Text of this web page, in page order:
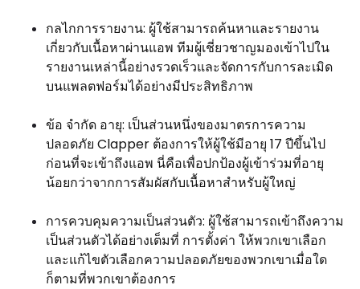
กลไกการรายงาน: ผู้ใช้สามารถค้นหาและรายงาน
เกี่ยวกับเนื้อหาผ่านแอพ ทีมผู้เชี่ยวชาญมองเข้าไปใน
รายงานเหล่านี้อย่างรวดเร็วและจัดการกับการละเมิด
บนแพลตฟอร์มได้อย่างมีประสิทธิภาพ
ข้อ จำกัด อายุ: เป็นส่วนหนึ่งของมาตรการความ
ปลอดภัย Clapper ต้องการให้ผู้ใช้มีอายุ 17 ปีขึ้นไป
ก่อนที่จะเข้าถึงแอพ นี่คือเพื่อปกป้องผู้เข้าร่วมที่อายุ
น้อยกว่าจากการสัมผัสกับเนื้อหาสำหรับผู้ใหญ่
การควบคุมความเป็นส่วนตัว: ผู้ใช้สามารถเข้าถึงความ
เป็นส่วนตัวได้อย่างเต็มที่ การตั้งค่า ให้พวกเขาเลือก
และแก้ไขตัวเลือกความปลอดภัยของพวกเขาเมื่อใด
ก็ตามที่พวกเขาต้องการ